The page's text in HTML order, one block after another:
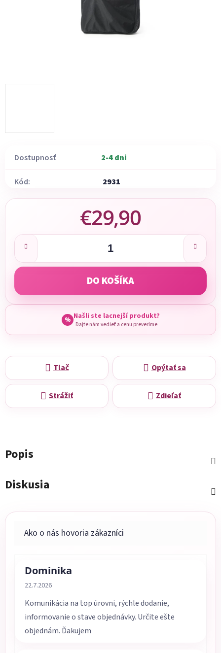
Dostupnosť 2-4 dni
Kód: 2931
€29,90
Jednotková cena:
DO KOŠÍKA
% Našli ste lacnejší produkt?
Dajte nám vedieť a cenu preveríme
Tlač Opýtať sa
Strážiť Zdieľať
Popis
Diskusia
Dominika
Hodnotenie obchodu je 5 z 5 hviezdičiek.
22.7.2026
Komunikácia na top úrovni, rýchle dodanie,
informovanie o stave objednávky. Určite ešte
objednám. Ďakujem